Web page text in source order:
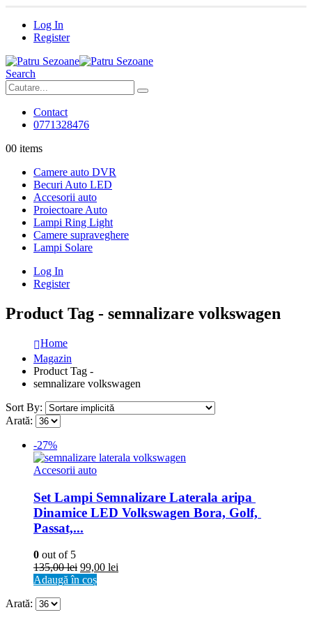
Log In
Register
Search
Contact
0771328476
00 items
Camere auto DVR
Becuri Auto LED
Accesorii auto
Proiectoare Auto
Lampi Ring Light
Camere supraveghere
Lampi Solare
Log In
Register
Product Tag - semnalizare volkswagen
Home
Magazin
Product Tag -
semnalizare volkswagen
Sort By:
Arată:
-27%
Accesorii auto
Set Lampi Semnalizare Laterala aripa
Dinamice LED Volkswagen Bora, Golf,
Passat,...
0 out of 5
135,00lei 99,00 lei
Adaugă în coș
Arată: